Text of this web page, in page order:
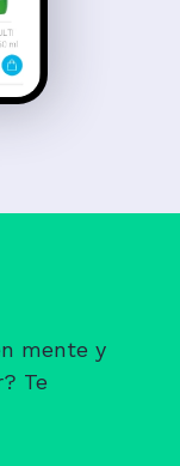
mente y
Te